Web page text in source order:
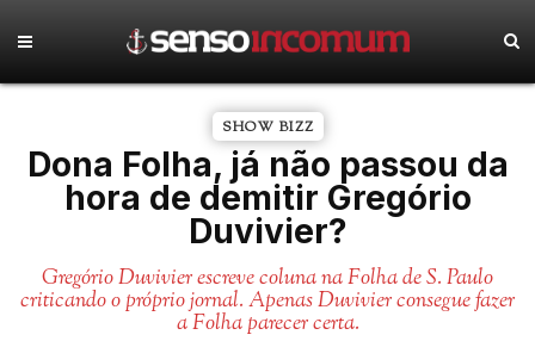
SHOW BIZZ
Dona Folha, já não passou da
hora de demitir Gregório
Duvivier?
Gregório Duvivier escreve coluna na Folha de S. Paulo
criticando o próprio jornal. Apenas Duvivier consegue fazer
a Folha parecer certa.